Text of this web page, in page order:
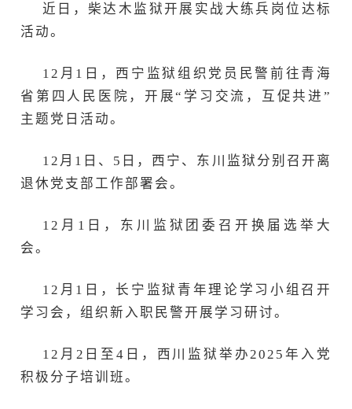
近日，柴达木监狱开展实战大练兵岗位达标
活动。
12月1日，西宁监狱组织党员民警前往青海
省第四人民医院，开展“学习交流，互促共进”
主题党日活动。
12月1日、5日，西宁、东川监狱分别召开离
退休党支部工作部署会。
12月1日，东川监狱团委召开换届选举大
会。
12月1日，长宁监狱青年理论学习小组召开
学习会，组织新入职民警开展学习研讨。
12月2日至4日，西川监狱举办2025年入党
积极分子培训班。